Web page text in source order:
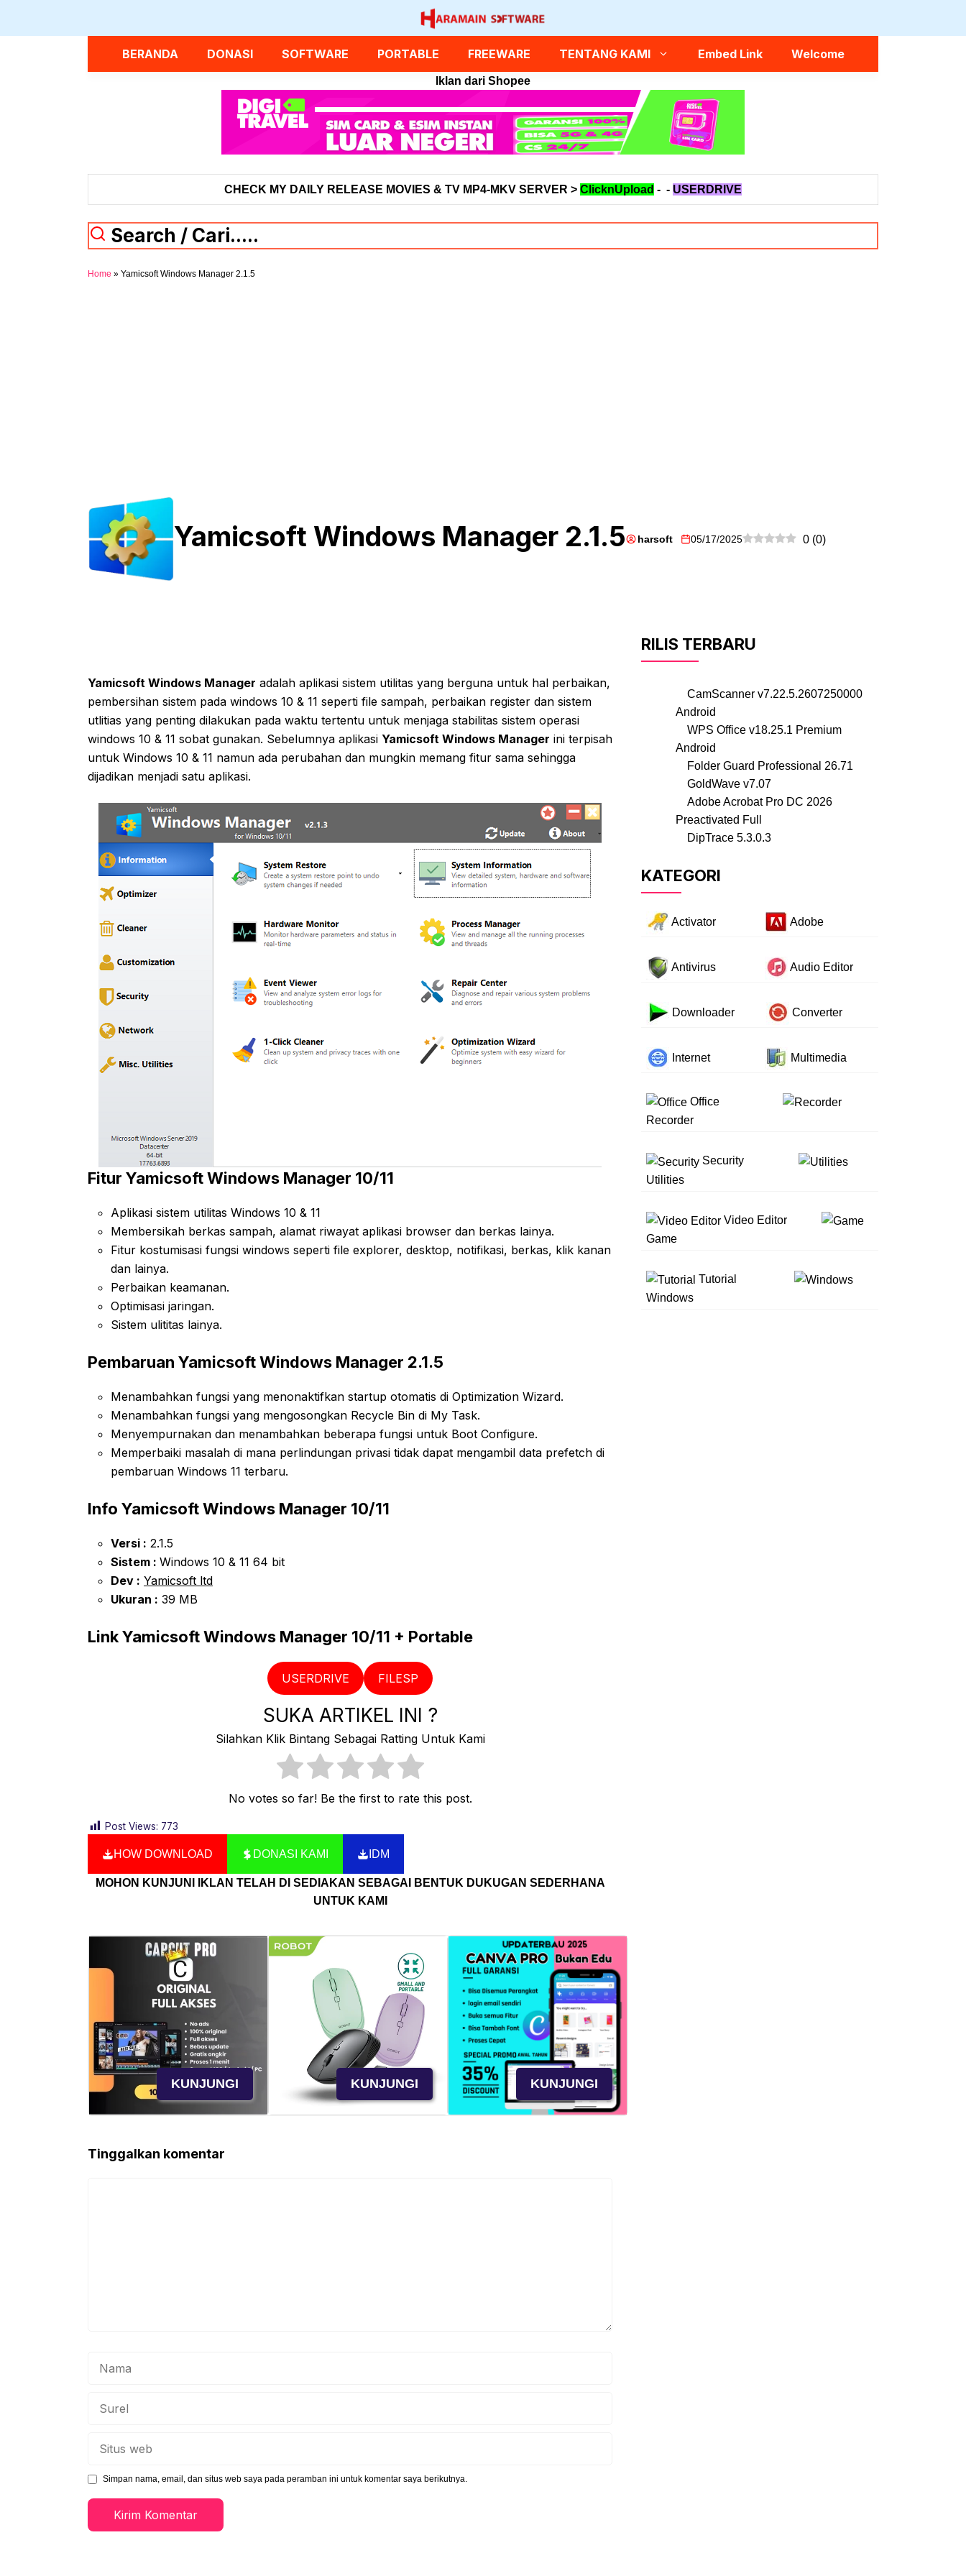
BERANDA DONASI SOFTWARE PORTABLE FREEWARE TENTANG KAMI Embed Link Welcome
Iklan dari Shopee
CHECK MY DAILY RELEASE MOVIES & TV MP4-MKV SERVER > ClicknUpload - - USERDRIVE
Search / Cari.....
Home » Yamicsoft Windows Manager 2.1.5
Yamicsoft Windows Manager 2.1.5 harsoft 05/17/2025 0 (0)
Yamicsoft Windows Manager adalah aplikasi sistem utilitas yang berguna untuk hal perbaikan,
pembersihan sistem pada windows 10 & 11 seperti file sampah, perbaikan register dan sistem
utlitias yang penting dilakukan pada waktu tertentu untuk menjaga stabilitas sistem operasi
windows 10 & 11 sobat gunakan. Sebelumnya aplikasi Yamicsoft Windows Manager ini terpisah
untuk Windows 10 & 11 namun ada perubahan dan mungkin memang fitur sama sehingga
dijadikan menjadi satu aplikasi.
Fitur Yamicsoft Windows Manager 10/11
Aplikasi sistem utilitas Windows 10 & 11
Membersikah berkas sampah, alamat riwayat aplikasi browser dan berkas lainya.
Fitur kostumisasi fungsi windows seperti file explorer, desktop, notifikasi, berkas, klik kanan
dan lainya.
Perbaikan keamanan.
Optimisasi jaringan.
Sistem ulititas lainya.
Pembaruan Yamicsoft Windows Manager 2.1.5
Menambahkan fungsi yang menonaktifkan startup otomatis di Optimization Wizard.
Menambahkan fungsi yang mengosongkan Recycle Bin di My Task.
Menyempurnakan dan menambahkan beberapa fungsi untuk Boot Configure.
Memperbaiki masalah di mana perlindungan privasi tidak dapat mengambil data prefetch di
pembaruan Windows 11 terbaru.
Info Yamicsoft Windows Manager 10/11
Versi : 2.1.5
Sistem : Windows 10 & 11 64 bit
Dev : Yamicsoft ltd
Ukuran : 39 MB
Link Yamicsoft Windows Manager 10/11 + Portable
USERDRIVE FILESP
SUKA ARTIKEL INI ?
Silahkan Klik Bintang Sebagai Ratting Untuk Kami
No votes so far! Be the first to rate this post.
Post Views: 773
HOW DOWNLOAD DONASI KAMI IDM
MOHON KUNJUNI IKLAN TELAH DI SEDIAKAN SEBAGAI BENTUK DUKUGAN SEDERHANA
UNTUK KAMI
KUNJUNGI KUNJUNGI KUNJUNGI
Tinggalkan komentar
Simpan nama, email, dan situs web saya pada peramban ini untuk komentar saya berikutnya.
RILIS TERBARU
CamScanner v7.22.5.2607250000
Android
WPS Office v18.25.1 Premium
Android
Folder Guard Professional 26.71
GoldWave v7.07
Adobe Acrobat Pro DC 2026
Preactivated Full
DipTrace 5.3.0.3
KATEGORI
Activator Adobe
Antivirus Audio Editor
Downloader Converter
Internet Multimedia
Office
Recorder
Security
Utilities
Video Editor
Game
Tutorial
Windows